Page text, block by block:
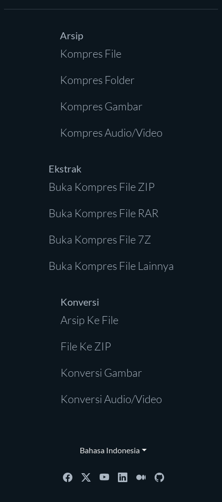
Arsip
Kompres File
Kompres Folder
Kompres Gambar
Kompres Audio/Video
Ekstrak
Buka Kompres File ZIP
Buka Kompres File RAR
Buka Kompres File 7Z
Buka Kompres File Lainnya
Konversi
Arsip Ke File
File Ke ZIP
Konversi Gambar
Konversi Audio/Video
Bahasa Indonesia